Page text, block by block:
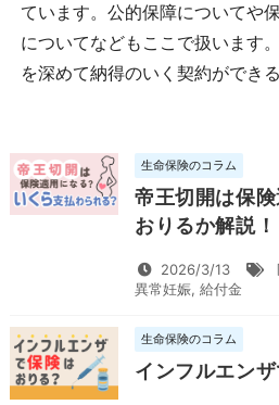
ています。公的保障についてや
についてなどもここで扱います
を深めて納得のいく契約ができ
生命保険のコラム
帝王切開は保
おりるか解説！
2026/3/13
異常妊娠, 給付金
生命保険のコラム
インフルエン